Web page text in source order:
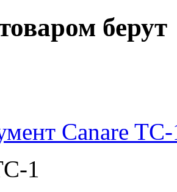
берут
Canare
1